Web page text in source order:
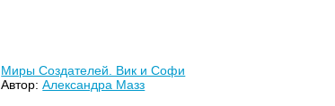
Миры Создателей. Вик и Софи
Автор:Александра Мазз